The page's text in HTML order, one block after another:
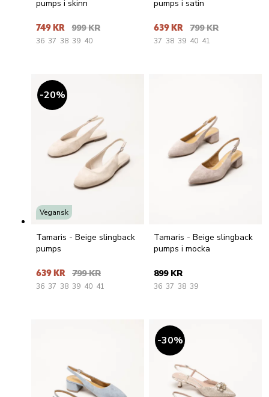
pumps i skinn
749 KR 999 KR
36 37 38 39 40
pumps i satin
639 KR 799 KR
37 38 39 40 41
20%
Vegansk
Tamaris - Beige slingback
pumps
639 KR 799 KR
36 37 38 39 40 41
Tamaris - Beige slingback
pumps i mocka
899 KR
36 37 38 39
30%